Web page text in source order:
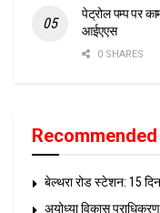
पेट्रोल पम्प पर
आईएएस
0 SHARES
Recommended
बेल्थरा रोड स्टेशन: 15
अयोध्या विकास